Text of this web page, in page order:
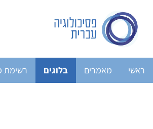
ראשי מאמרים בלוגים רשימת